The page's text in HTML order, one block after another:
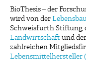
BioThesis – der
wird von der
Schweisfurth Stiftung,
Landwirtschaft und der
zahlreichen
Lebensmittelhersteller